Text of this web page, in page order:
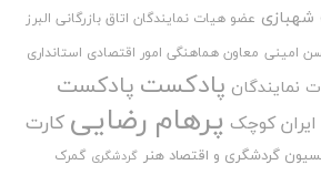
شهبازی عضو هیات نمایندگان اتاق بازرگانی البرز
امینی معاون هماهنگی امور اقتصادی استانداری
نمایندگان پادکست پادکست
کوچک پرهام رضایی کارت
گردشگری و اقتصاد هنر گردشگری گمرک